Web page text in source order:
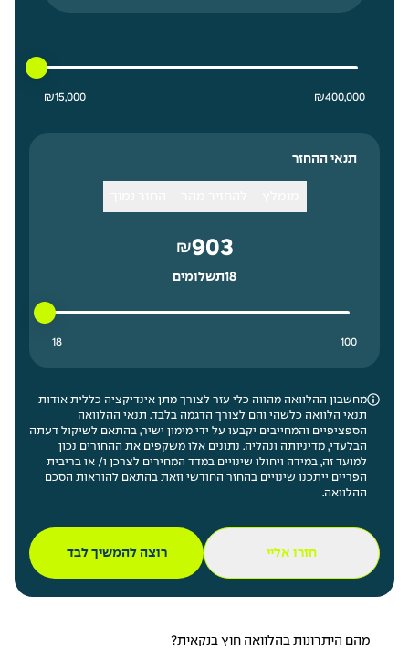
15000 ₪ מחיר נמוך ביותר₪15,000 400000 ₪ מחיר גבוה ביותר ₪400,000
תנאי ההחזר
903
₪
18תשלומים
18 תשלומים נמוך ביותר18100 תשלומים גבוה ביותר 100
מחשבון ההלוואה מהווה כלי עזר לצורך מתן אינדיקציה כללית אודות
תנאי הלוואה כלשהי והם לצורך הדגמה בלבד. תנאי ההלוואה
הספציפיים והמחייבים יקבעו על ידי מימון ישיר, בהתאם לשיקול דעתה
הבלעדי, מדיניותה ונהליה. נתונים אלו משקפים את ההחזרים נכון
למועד זה, במידה ויחולו שינויים במדד המחירים לצרכן ו/ או בריבית
הפריים ייתכנו שינויים בהחזר החודשי וזאת בהתאם להוראות הסכם
ההלוואה.
חזרו אליי רוצה להמשיך לבד
מהם היתרונות בהלוואה חוץ בנקאית?